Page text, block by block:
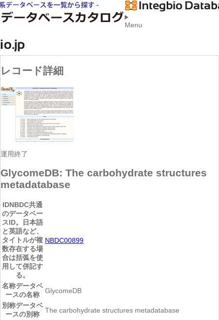
Menu
レコード詳細
運用終了
GlycomeDB: The carbohydrate structures
metadatabase
IDNBDC共通
のデータベー
スID。日本語
と英語など、
タイトルが複
数存在する場
合は括弧を使
用して併記す
る。
NBDC00899
名称データベ
ースの名称
GlycomeDB
別称データベ
ースの別称
The carbohydrate structures metadatabase